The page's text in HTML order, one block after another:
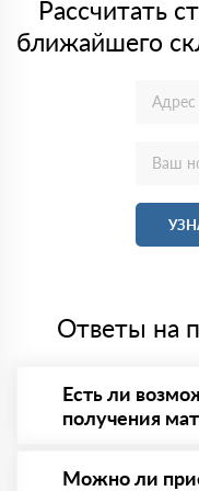
Рассчитать
ближайшего
Ответы на
Есть ли
получения
- оплата по факту
Можно ли